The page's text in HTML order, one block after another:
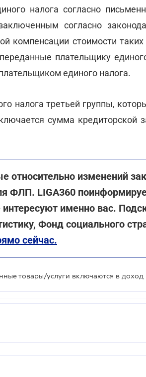
налога согласно
согласно
компенсации стоимости таких
плательщику
единого налога.
налога третьей группы,
сумма кредиторской
относительно изменений
ФЛП. LIGA360
именно вас.
Фонд социального
сейчас.